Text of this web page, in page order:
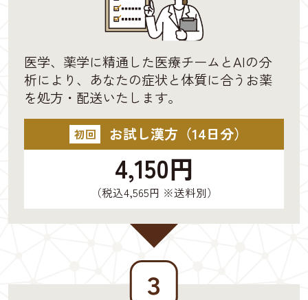
医学、薬学に精通した医療チームとAIの分
析により、あなたの症状と体質に合うお薬
を処方・配送いたします。
初回 お試し漢方（14日分）
4,150円
（税込4,565円 ※送料別）
３